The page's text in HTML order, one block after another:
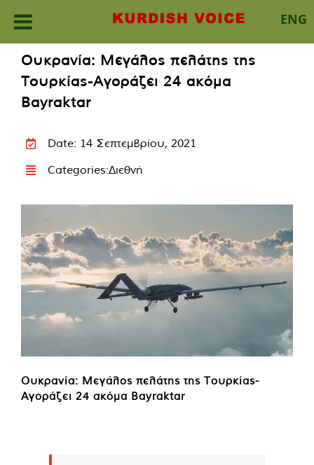
ENG
content
Ουκρανία: Μεγάλος πελάτης της
Τουρκίας-Αγοράζει 24 ακόμα
Bayraktar
Date: 14 Σεπτεμβρίου, 2021
Categories:Διεθνή
Ουκρανία: Μεγάλος πελάτης της Τουρκίας-
Αγοράζει 24 ακόμα Bayraktar